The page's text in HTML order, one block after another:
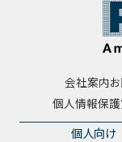
会社案内
個人情報保
個人向け